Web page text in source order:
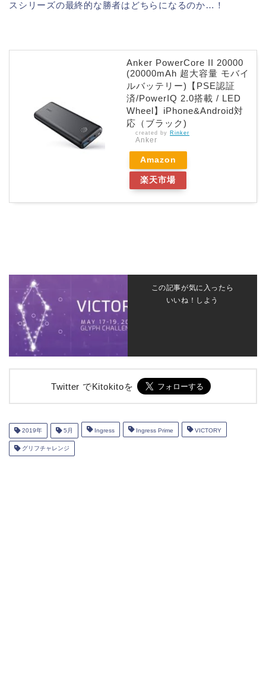
スシリーズの最終的な勝者はどちらになるのか…！
Anker PowerCore II 20000
(20000mAh 超大容量 モバイ
ルバッテリー)【PSE認証
済/PowerIQ 2.0搭載 / LED
Wheel】iPhone&Android対
応（ブラック)
created by Rinker
Anker
Amazon
楽天市場
この記事が気に入ったら
いいね！しよう
Twitter でKitokitoを
2019年 5月 Ingress Ingress Prime VICTORY
グリフチャレンジ